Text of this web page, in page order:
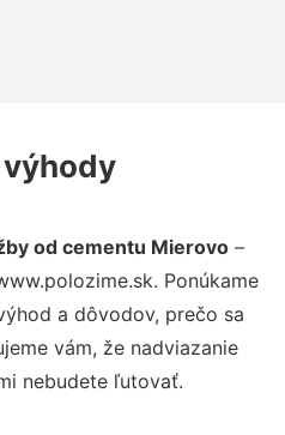
od cementu Mierovo–
Ponúkame
a dôvodov, prečo sa
vám, že nadviazanie
nebudete ľutovať.